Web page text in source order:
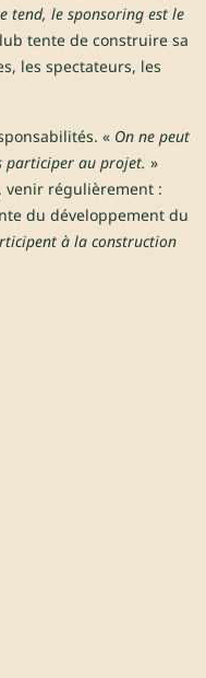
tend, le sponsoring est le
tente de construire sa
les spectateurs, les
« On ne peut
participer au projet. »
venir régulièrement :
du développement du
à la construction